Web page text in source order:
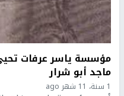
مؤسسة ياسر عرفات تحيي
ماجد أبو شرار
1 سنة، 11 شهر ago